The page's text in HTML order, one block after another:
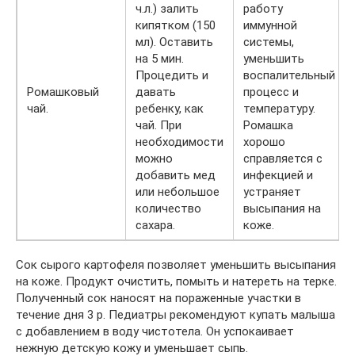
Ромашковый
чай.
ч.л.) залить
кипятком (150
мл). Оставить
на 5 мин.
Процедить и
давать
ребенку, как
чай. При
необходимости
можно
добавить мед
или небольшое
количество
сахара.
работу
иммунной
системы,
уменьшить
воспалительный
процесс и
температуру.
Ромашка
хорошо
справляется с
инфекцией и
устраняет
высыпания на
коже.
Сок сырого картофеля позволяет уменьшить высыпания
на коже. Продукт очистить, помыть и натереть на терке.
Полученный сок наносят на пораженные участки в
течение дня 3 р. Педиатры рекомендуют купать малыша
с добавлением в воду чистотела. Он успокаивает
нежную детскую кожу и уменьшает сыпь.